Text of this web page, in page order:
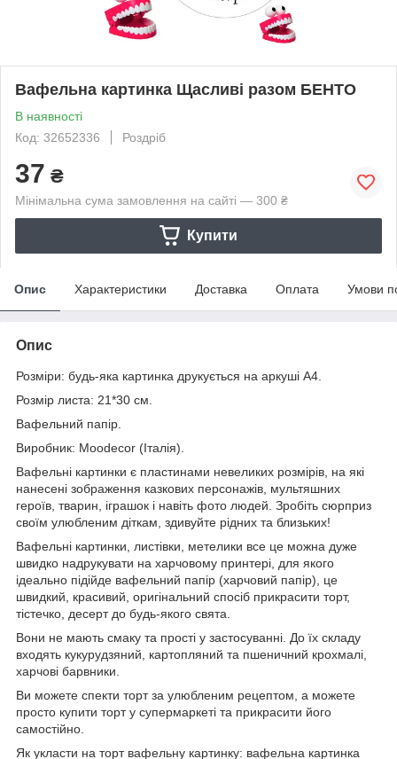
Вафельна картинка Щасливі разом БЕНТО
В наявності
Код: 32652336
Роздріб
37 ₴
Мінімальна сума замовлення на сайті — 300 ₴
Купити
Опис Характеристики Доставка Оплата Умови
Опис
Розміри: будь-яка картинка друкується на аркуші А4.
Розмір листа: 21*30 см.
Вафельний папір.
Виробник: Moodecor (Італія).
Вафельні картинки є пластинами невеликих розмірів, на які
нанесені зображення казкових персонажів, мультяшних
героїв, тварин, іграшок і навіть фото людей. Зробіть сюрприз
своїм улюбленим діткам, здивуйте рідних та близьких!
Вафельні картинки, листівки, метелики все це можна дуже
швидко надрукувати на харчовому принтері, для якого
ідеально підійде вафельний папір (харчовий папір), це
швидкий, красивий, оригінальний спосіб прикрасити торт,
тістечко, десерт до будь-якого свята.
Вони не мають смаку та прості у застосуванні. До їх складу
входять кукурудзяний, картопляний та пшеничний крохмалі,
харчові барвники.
Ви можете спекти торт за улюбленим рецептом, а можете
просто купити торт у супермаркеті та прикрасити його
самостійно.
Як укласти на торт вафельну картинку: вафельна картинка